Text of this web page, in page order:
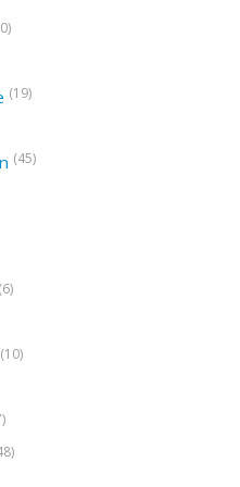
(19)
(45)
(10)